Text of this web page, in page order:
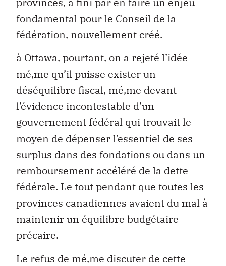
fondamental pour le Conseil de la
fédération, nouvellement créé.
à Ottawa, pourtant, on a rejeté l’idée
mé‚me qu’il puisse exister un
déséquilibre fiscal, mé‚me devant
l’évidence incontestable d’un
gouvernement fédéral qui trouvait le
moyen de dépenser l’essentiel de ses
surplus dans des fondations ou dans un
remboursement accéléré de la dette
fédérale. Le tout pendant que toutes les
provinces canadiennes avaient du mal à
maintenir un équilibre budgétaire
précaire.
Le refus de mé‚me discuter de cette